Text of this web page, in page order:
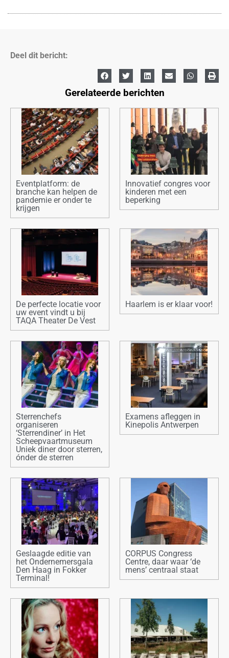
Deel dit bericht:
Gerelateerde berichten
Eventplatform: de
branche kan helpen de
pandemie er onder te
krijgen
Innovatief congres voor
kinderen met een
beperking
De perfecte locatie voor
uw event vindt u bij
TAQA Theater De Vest
Haarlem is er klaar voor!
Sterrenchefs
organiseren
‘Sterrendiner’ in Het
Scheepvaartmuseum
Uniek diner door sterren,
ónder de sterren
Examens afleggen in
Kinepolis Antwerpen
Geslaagde editie van
het Ondernemersgala
Den Haag in Fokker
Terminal!
CORPUS Congress
Centre, daar waar ‘de
mens’ centraal staat